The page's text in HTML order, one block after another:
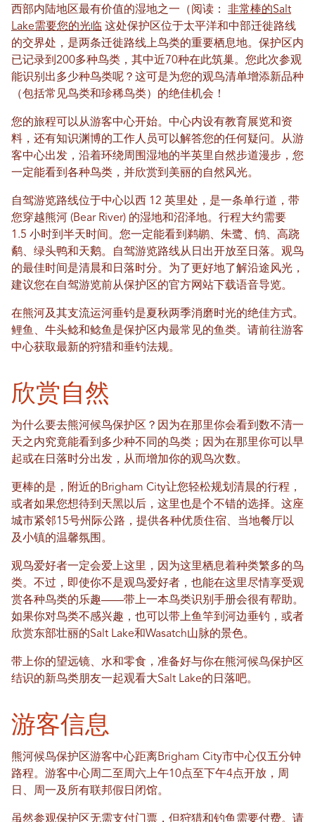
西部内陆地区最有价值的湿地之一（阅读： 非常棒的Salt
Lake需要您的光临 这处保护区位于太平洋和中部迁徙路线
的交界处，是两条迁徙路线上鸟类的重要栖息地。保护区内
已记录到200多种鸟类，其中近70种在此筑巢。您此次参观
能识别出多少种鸟类呢？这可是为您的观鸟清单增添新品种
（包括常见鸟类和珍稀鸟类）的绝佳机会！
您的旅程可以从游客中心开始。中心内设有教育展览和资
料，还有知识渊博的工作人员可以解答您的任何疑问。从游
客中心出发，沿着环绕周围湿地的半英里自然步道漫步，您
一定能看到各种鸟类，并欣赏到美丽的自然风光。
自驾游览路线位于中心以西 12 英里处，是一条单行道，带
您穿越熊河 (Bear River) 的湿地和沼泽地。行程大约需要
1.5 小时到半天时间。您一定能看到鹈鹕、朱鹭、鸻、高跷
鹬、绿头鸭和天鹅。自驾游览路线从日出开放至日落。观鸟
的最佳时间是清晨和日落时分。为了更好地了解沿途风光，
建议您在自驾游览前从保护区的官方网站下载语音导览。
在熊河及其支流运河垂钓是夏秋两季消磨时光的绝佳方式。
鲤鱼、牛头鲶和鲶鱼是保护区内最常见的鱼类。请前往游客
中心获取最新的狩猎和垂钓法规。
欣赏自然
为什么要去熊河候鸟保护区？因为在那里你会看到数不清一
天之内究竟能看到多少种不同的鸟类；因为在那里你可以早
起或在日落时分出发，从而增加你的观鸟次数。
更棒的是，附近的Brigham City让您轻松规划清晨的行程，
或者如果您想待到天黑以后，这里也是个不错的选择。这座
城市紧邻15号州际公路，提供各种优质住宿、当地餐厅以
及小镇的温馨氛围。
观鸟爱好者一定会爱上这里，因为这里栖息着种类繁多的鸟
类。不过，即使你不是观鸟爱好者，也能在这里尽情享受观
赏各种鸟类的乐趣——带上一本鸟类识别手册会很有帮助。
如果你对鸟类不感兴趣，也可以带上鱼竿到河边垂钓，或者
欣赏东部壮丽的Salt Lake和Wasatch山脉的景色。
带上你的望远镜、水和零食，准备好与你在熊河候鸟保护区
结识的新鸟类朋友一起观看大Salt Lake的日落吧。
游客信息
熊河候鸟保护区游客中心距离Brigham City市中心仅五分钟
路程。游客中心周二至周六上午10点至下午4点开放，周
日、周一及所有联邦假日闭馆。
虽然参观保护区无需支付门票，但狩猎和钓鱼需要付费。请